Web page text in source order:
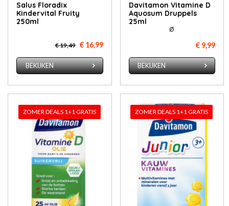
Salus Floradix
Kindervital Fruity
250ml
€ 19,49 € 16,99
BEKIJKEN
Davitamon Vitamine D
Aquosum Druppels
25ml
Ø
€ 9,99
BEKIJKEN
ZOMER DEALS 1+1 GRATIS ZOMER DEALS 1+1 GRATIS